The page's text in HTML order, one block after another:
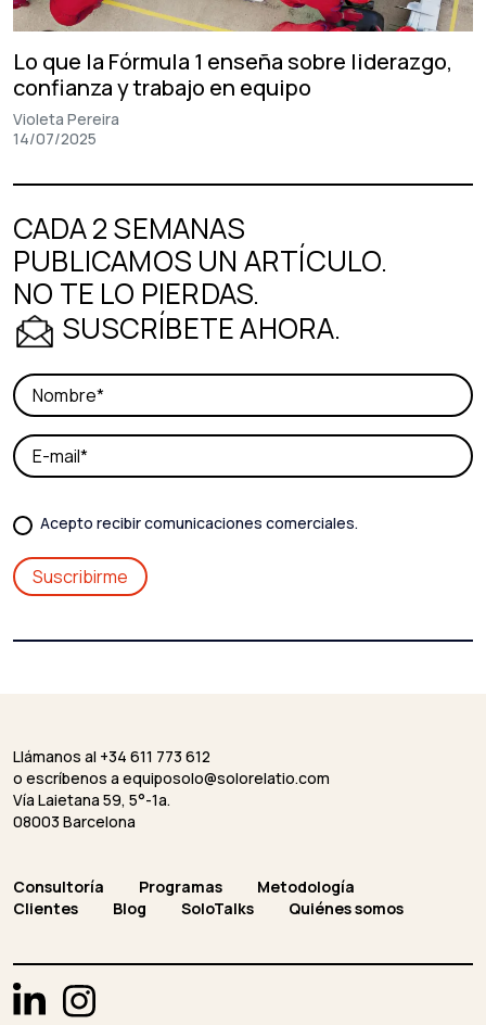
Lo que la Fórmula 1 enseña sobre liderazgo,
confianza y trabajo en equipo
Violeta Pereira
14/07/2025
CADA 2 SEMANAS
PUBLICAMOS UN ARTÍCULO.
NO TE LO PIERDAS.
SUSCRÍBETE AHORA.
Acepto recibir comunicaciones comerciales.
Llámanos al +34 611 773 612
o escríbenos a equiposolo@solorelatio.com
Vía Laietana 59, 5°-1a.
08003 Barcelona
Consultoría Programas
Metodología
Clientes
Blog SoloTalks Quiénes somos